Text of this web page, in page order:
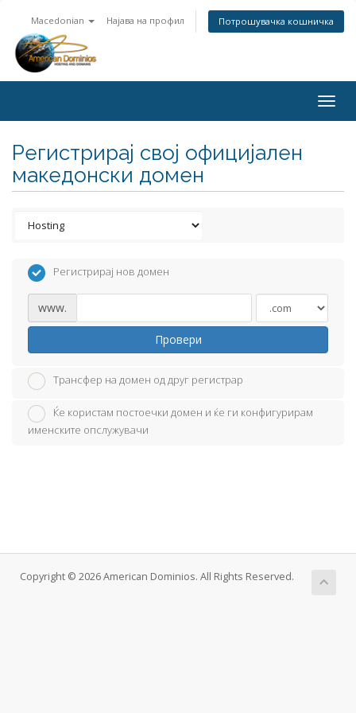
Macedonian Најава на профил Потрошувачка кошничка
Регистрирај свој официјален
македонски домен
Регистрирај нов домен
www.
Провери
Трансфер на домен од друг регистрар
Ќе користам постоечки домен и ќе ги конфигурирам
именските опслужувачи
Copyright © 2026 American Dominios. All Rights Reserved.